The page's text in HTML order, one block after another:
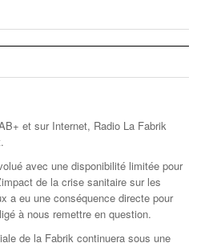
et sur Internet, Radio La Fabrik
avec une disponibilité limitée pour
de la crise sanitaire sur les
a eu une conséquence directe pour
à nous remettre en question.
de la Fabrik continuera sous une